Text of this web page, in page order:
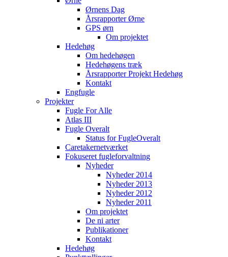
Ørnens Dag
Årsrapporter Ørne
GPS ørn
Om projektet
Hedehøg
Om hedehøgen
Hedehøgens træk
Årsrapporter Projekt Hedehøg
Kontakt
Engfugle
Projekter
Fugle For Alle
Atlas III
Fugle Overalt
Status for FugleOveralt
Caretakernetværket
Fokuseret fugleforvaltning
Nyheder
Nyheder 2014
Nyheder 2013
Nyheder 2012
Nyheder 2011
Om projektet
De ni arter
Publikationer
Kontakt
Hedehøg